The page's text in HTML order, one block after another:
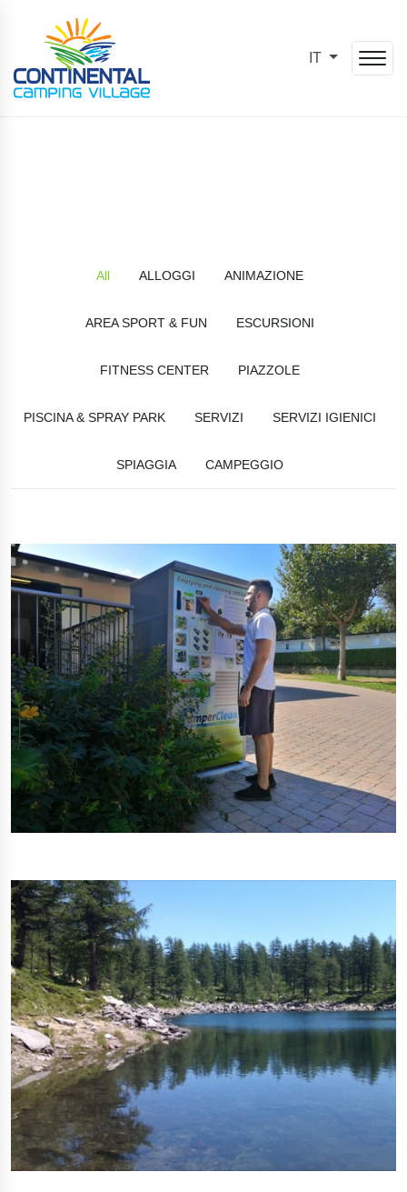
IT
All ALLOGGI ANIMAZIONE
AREA SPORT & FUN ESCURSIONI
FITNESS CENTER PIAZZOLE
PISCINA & SPRAY PARK SERVIZI SERVIZI IGIENICI
SPIAGGIA CAMPEGGIO